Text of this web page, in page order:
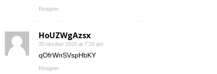
Reageer
HoUZWgAzsx
20 oktober 2020 at 7:29 am
qOfrWnSVspHbKY
Reageer